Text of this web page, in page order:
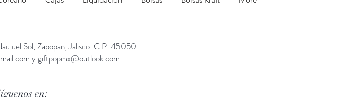
del Sol, Zapopan, Jalisco. C.P: 45050.
ygiftpopmx@outlook.com
en: